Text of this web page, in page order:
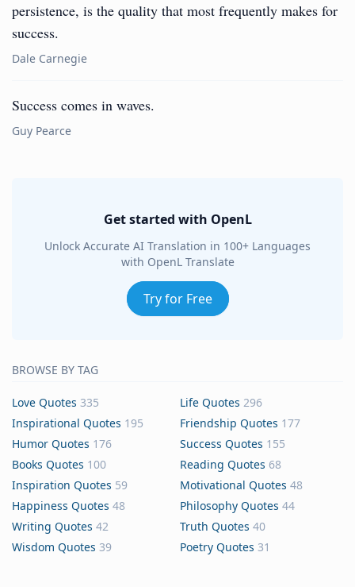
persistence, is the quality that most frequently makes for
success.
Dale Carnegie
Success comes in waves.
Guy Pearce
Get started with OpenL
Unlock Accurate AI Translation in 100+ Languages
with OpenL Translate
Try for Free
BROWSE BY TAG
Love Quotes 335 Life Quotes 296
Inspirational Quotes 195 Friendship Quotes 177
Humor Quotes 176 Success Quotes 155
Books Quotes 100 Reading Quotes 68
Inspiration Quotes 59 Motivational Quotes 48
Happiness Quotes 48 Philosophy Quotes 44
Writing Quotes 42 Truth Quotes 40
Wisdom Quotes 39 Poetry Quotes 31